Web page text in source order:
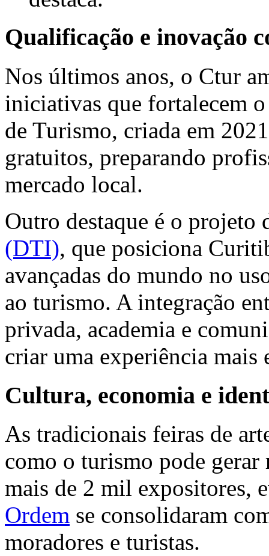
Qualificação e inovação
Nos últimos anos, o Ctur
iniciativas que fortalecem
de Turismo, criada em
gratuitos, preparando
mercado local.
Outro destaque é o projeto
(DTI), que posiciona
avançadas do mundo no
ao turismo. A integração
privada, academia e
criar uma experiência
Cultura, economia e
As tradicionais feiras de
como o turismo pode gerar
mais de 2 mil expositores,
Ordem se consolidaram
moradores e turistas.